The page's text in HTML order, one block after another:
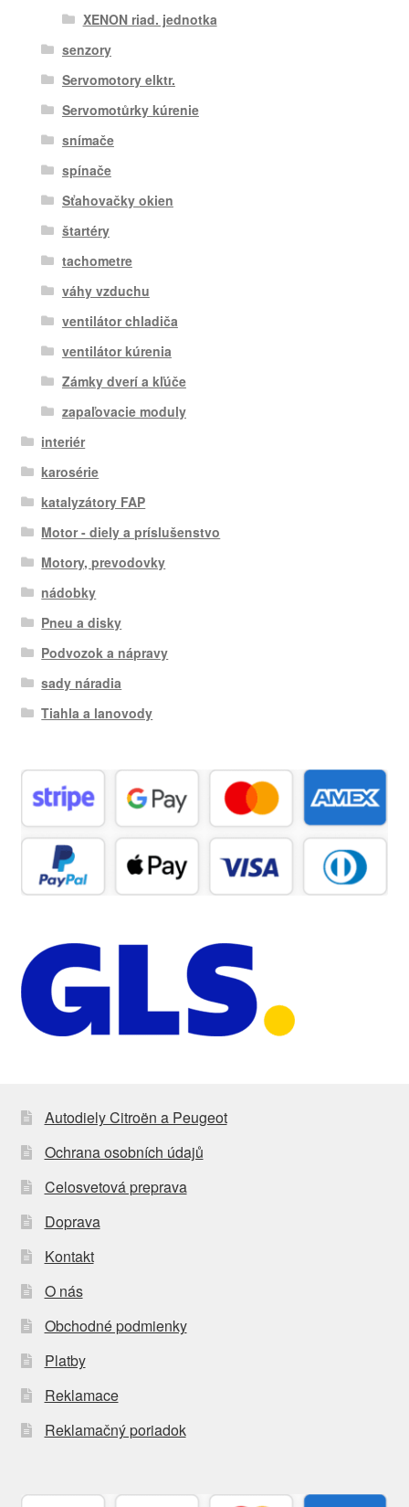
XENON riad. jednotka
senzory
Servomotory elktr.
Servomotůrky kúrenie
snímače
spínače
Sťahovačky okien
štartéry
tachometre
váhy vzduchu
ventilátor chladiča
ventilátor kúrenia
Zámky dverí a kľúče
zapaľovacie moduly
interiér
karosérie
katalyzátory FAP
Motor - diely a príslušenstvo
Motory, prevodovky
nádobky
Pneu a disky
Podvozok a nápravy
sady náradia
Tiahla a lanovody
Autodiely Citroën a Peugeot
Ochrana osobních údajů
Celosvetová preprava
Doprava
Kontakt
O nás
Obchodné podmienky
Platby
Reklamace
Reklamačný poriadok